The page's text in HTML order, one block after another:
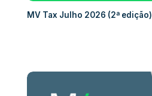
MV Tax Julho 2026 (2ª edição)